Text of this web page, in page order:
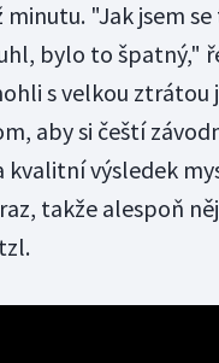
"Jak jsem
bylo to špatný,"
s velkou ztrátou
aby si čeští
kvalitní výsledek
takže alespoň